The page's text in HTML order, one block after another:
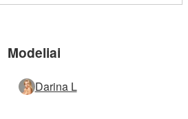
Modeliai
Darina L